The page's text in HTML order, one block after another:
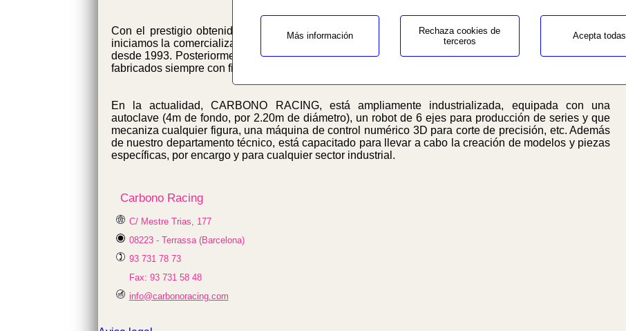
Más información
Rechaza cookies de
terceros
Acepta todas
Con el prestigio obtenido en la alta competiciçon y el reconocimiento de la prensa especializada,
iniciamos la comercialización de las láminas CARBONO RACING, consolidándose ya en el mercado
desde 1993. Posteriormente, se fue ampliando la empresa con la producción de otro tipo de artículos,
fabricados siempre con fibras de Vidrio, Carbono, Kevlar, Texalium/Alutex y materiales Composites.
En la actualidad, CARBONO RACING, está ampliamente industrializada, equipada con una
autoclave (4m de fondo, por 2.20m de diámetro), un robot de 6 ejes para producción de series y que
mecaniza cualquier figura, una máquina de control numérico 3D para corte de precisión, etc. Además
de nuestro departamento técnico, está capacitado para llevar a cabo la creación de modelos y piezas
específicas, por encargo y para cualquier sector industrial.
Carbono Racing
C/ Mestre Trias, 177
08223 - Terrassa (Barcelona)
93 731 78 73
Fax: 93 731 58 48
info@carbonoracing.com